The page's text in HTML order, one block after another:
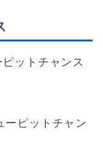
ットチャンス
ーピットチャン